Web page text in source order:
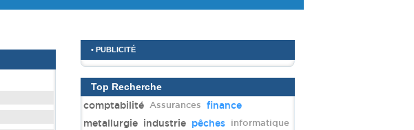
• PUBLICITÉ
Top Recherche
comptabilité Assurances finance
metallurgie industrie pêches informatique